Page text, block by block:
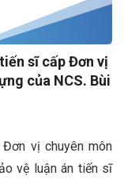
sĩ cấp Đơn vị
của NCS. Bùi
vị chuyên môn
vệ luận án tiến sĩ